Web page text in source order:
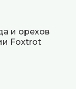
и орехов
Foxtrot